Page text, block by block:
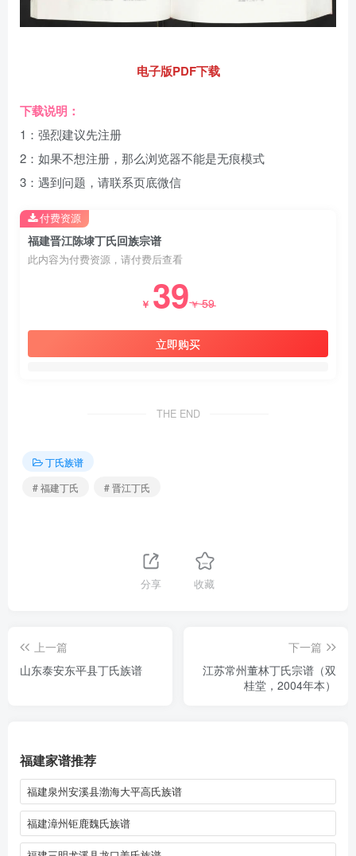
电子版PDF下载
下载说明：
1：强烈建议先注册
2：如果不想注册，那么浏览器不能是无痕模式
3：遇到问题，请联系页底微信
福建晋江陈埭丁氏回族宗谱
此内容为付费资源，请付费后查看
￥ 39￥59
立即购买
付费资源
THE END
丁氏族谱
# 福建丁氏
# 晋江丁氏
分享 收藏
上一篇
山东泰安东平县丁氏族谱
下一篇
江苏常州董林丁氏宗谱（双
桂堂，2004年本）
福建家谱推荐
福建泉州安溪县渤海大平高氏族谱
福建漳州钜鹿魏氏族谱